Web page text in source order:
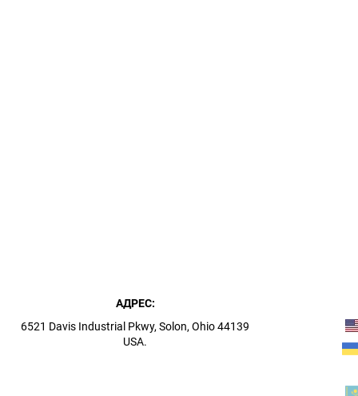
АДРЕС:
6521 Davis Industrial Pkwy, Solon, Ohio 44139
USA.